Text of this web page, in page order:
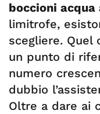
boccioni acqua
limitrofe,
scegliere. Quel
un punto di
numero
dubbio
Oltre a dare ai